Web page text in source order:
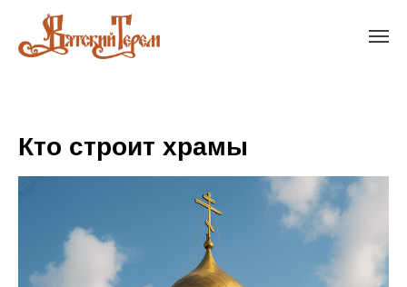
Кто строит храмы